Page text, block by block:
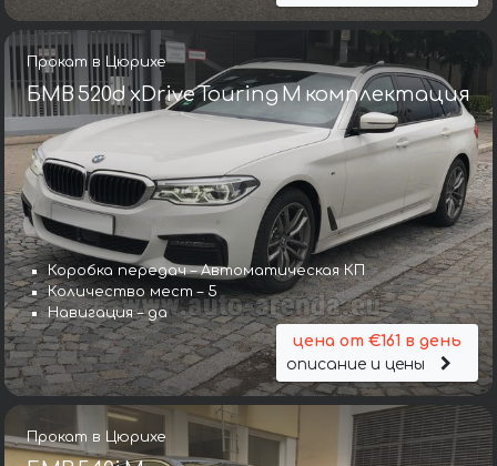
Прокат в Цюрихе
БМВ 520d xDrive Touring M комплектация
Коробка передач – Автоматическая КП
Количество мест – 5
Навигация – да
цена от €161 в день
описание и цены
Прокат в Цюрихе